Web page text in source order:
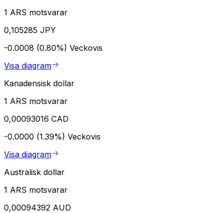
1 ARS motsvarar
0,105285 JPY
-0.0008 (0.80%) Veckovis
Visa diagram
Kanadensisk dollar
1 ARS motsvarar
0,00093016 CAD
-0.0000 (1.39%) Veckovis
Visa diagram
Australisk dollar
1 ARS motsvarar
0,00094392 AUD